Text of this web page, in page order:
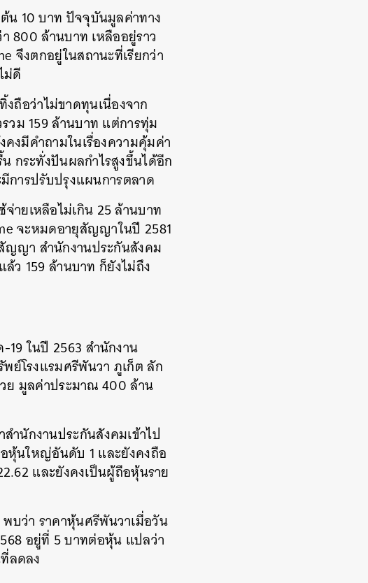
น 10 บาท ปัจจุบันมูลค่าทาง
800 ล้านบาท เหลืออยู่ราว
จึงตกอยู่ในสถานะที่เรียกว่า
ม่ดี
ถือว่าไม่ขาดทุนเนื่องจาก
ม 159 ล้านบาท แต่การทุ่ม
งมีคำถามในเรื่องความคุ้มค่า
กระทั่งปันผลกำไรสูงขึ้นได้อีก
มีการปรับปรุงแผนการตลาด
ายเหลือไม่เกิน 25 ล้านบาท
จะหมดอายุสัญญาในปี 2581
ญญา สำนักงานประกันสังคม
ว 159 ล้านบาท ก็ยังไม่ถึง
19 ในปี 2563 สำนักงาน
ย์โรงแรมศรีพันวา ภูเก็ต ลัก
ย มูลค่าประมาณ 400 ล้าน
ำนักงานประกันสังคมเข้าไป
หุ้นใหญ่อันดับ 1 และยังคงถือ
และยังคงเป็นผู้ถือหุ้นราย
บว่า ราคาหุ้นศรีพันวาเมื่อวัน
อยู่ที่ 5 บาทต่อหุ้น แปลว่า
ลดลง